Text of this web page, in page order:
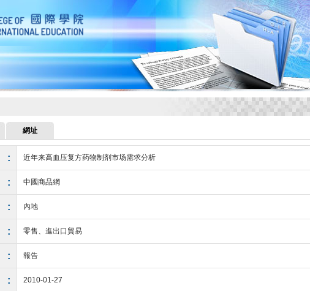
網址
: 近年来高血压复方药物制剂市场需求分析
: 中國商品網
: 內地
: 零售、進出口貿易
: 報告
: 2010-01-27